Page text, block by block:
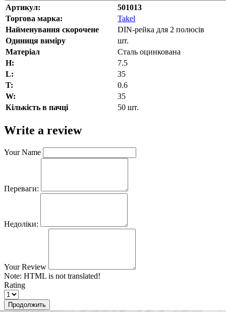
Артикул:
501013
Торгова марка:
Takel
Найменування скорочене
DIN-рейка для 2 полюсів
Одиниця виміру
шт.
Матеріал
Сталь оцинкована
H:
7.5
L:
35
T:
0.6
W:
35
Кількість в пачці
50 шт.
Write a review
Your Name
Переваги:
Недоліки:
Your Review
Note: HTML is not translated!
Rating
Продолжить